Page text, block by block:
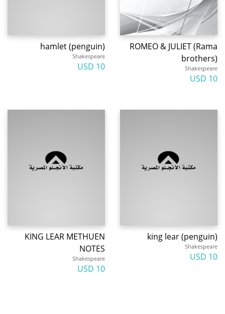
ROMEO & JULIET (Rama
brothers)
Shakespeare
10 USD
hamlet (penguin)
Shakespeare
10 USD
king lear (penguin)
Shakespeare
10 USD
KING LEAR METHUEN
NOTES
Shakespeare
10 USD